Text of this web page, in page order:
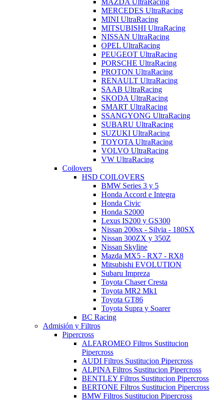
MERCEDES UltraRacing
MINI UltraRacing
MITSUBISHI UltraRacing
NISSAN UltraRacing
OPEL UltraRacing
PEUGEOT UltraRacing
PORSCHE UltraRacing
PROTON UltraRacing
RENAULT UltraRacing
SAAB UltraRacing
SKODA UltraRacing
SMART UltraRacing
SSANGYONG UltraRacing
SUBARU UltraRacing
SUZUKI UltraRacing
TOYOTA UltraRacing
VOLVO UltraRacing
VW UltraRacing
Coilovers
HSD COILOVERS
BMW Series 3 y 5
Honda Accord e Integra
Honda Civic
Honda S2000
Lexus IS200 y GS300
Nissan 200sx - Silvia - 180SX
Nissan 300ZX y 350Z
Nissan Skyline
Mazda MX5 - RX7 - RX8
Mitsubishi EVOLUTION
Subaru Impreza
Toyota Chaser Cresta
Toyota MR2 Mk1
Toyota GT86
Toyota Supra y Soarer
BC Racing
Admisión y Filtros
Pipercross
ALFAROMEO Filtros Sustitucion
Pipercross
AUDI Filtros Sustitucion Pipercross
ALPINA Filtros Sustitucion Pipercross
BENTLEY Filtros Sustitucion Pipercross
BERTONE Filtros Sustitucion Pipercross
BMW Filtros Sustitucion Pipercross